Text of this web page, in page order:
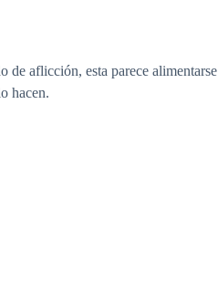
de aflicción, esta parece alimentarse
hacen.